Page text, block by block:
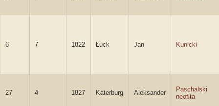
6 7 1822 Łuck Jan Kunicki
27 4 1827 Katerburg Aleksander
Paschalski
neofita